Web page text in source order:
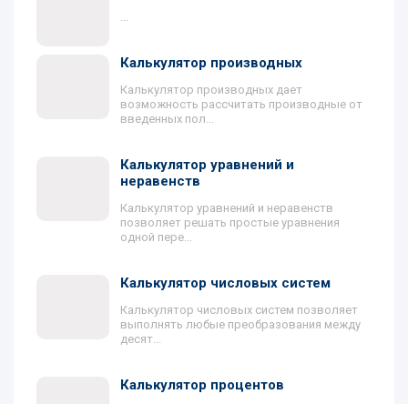
...
Калькулятор производных
Калькулятор производных дает
возможность рассчитать производные от
введенных пол...
Калькулятор уравнений и
неравенств
Калькулятор уравнений и неравенств
позволяет решать простые уравнения
одной пере...
Калькулятор числовых систем
Калькулятор числовых систем позволяет
выполнять любые преобразования между
десят...
Калькулятор процентов